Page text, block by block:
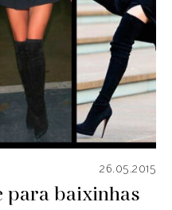
26.05.2015
para baixinhas